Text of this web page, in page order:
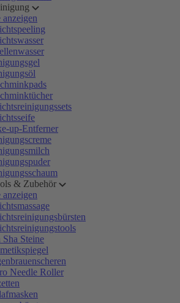
up-Entferner
& Zubehör
Sha Steine
Needle Roller